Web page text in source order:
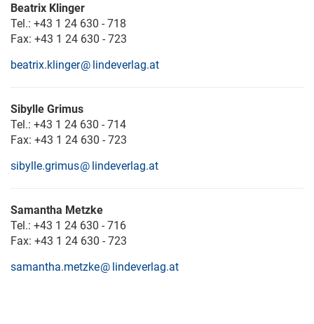
Beatrix Klinger
Tel.: +43 1 24 630 - 718
Fax: +43 1 24 630 - 723
beatrix.klinger
lindeverlag.at
Sibylle Grimus
Tel.: +43 1 24 630 - 714
Fax: +43 1 24 630 - 723
sibylle.grimus
lindeverlag.at
Samantha Metzke
Tel.: +43 1 24 630 - 716
Fax: +43 1 24 630 - 723
samantha.metzke
lindeverlag.at